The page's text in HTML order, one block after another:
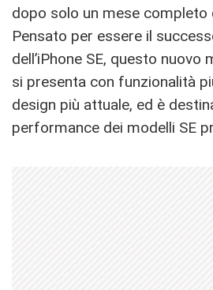
dopo solo un mese completo
Pensato per essere il
dell’iPhone SE, questo nuovo
si presenta con funzionalità
design più attuale, ed è
performance dei modelli SE